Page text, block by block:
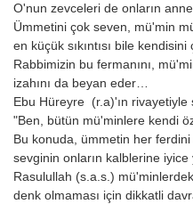
O'nun zevceleri de onların
Ümmetini çok seven, mü'min
en küçük sıkıntısı bile
Rabbimizin bu fermanını,
izahını da beyan eder…
Ebu Hüreyre (r.a)'ın
"Ben, bütün mü'minlere kendi
Bu konuda, ümmetin her
sevginin onların kalblerine
Rasulullah (s.a.s.)
denk olmaması için dikkatli